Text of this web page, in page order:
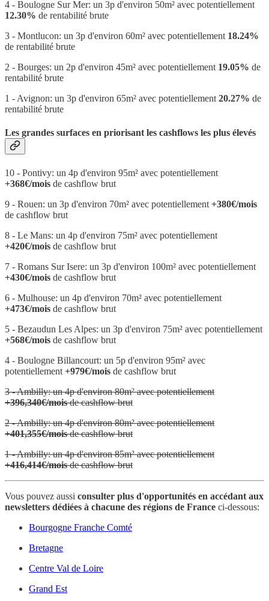
4 - Boulogne Sur Mer: un 3p d'environ 50m² avec potentiellement
12.30% de rentabilité brute
3 - Montlucon: un 3p d'environ 60m² avec potentiellement 18.24%
de rentabilité brute
2 - Bourges: un 2p d'environ 45m² avec potentiellement 19.05% de
rentabilité brute
1 - Avignon: un 3p d'environ 65m² avec potentiellement 20.27% de
rentabilité brute
Les grandes surfaces en priorisant les cashflows les plus élevés
10 - Pontivy: un 4p d'environ 95m² avec potentiellement
+368€/mois de cashflow brut
9 - Rouen: un 3p d'environ 70m² avec potentiellement +380€/mois
de cashflow brut
8 - Le Mans: un 4p d'environ 75m² avec potentiellement
+420€/mois de cashflow brut
7 - Romans Sur Isere: un 3p d'environ 100m² avec potentiellement
+430€/mois de cashflow brut
6 - Mulhouse: un 4p d'environ 70m² avec potentiellement
+473€/mois de cashflow brut
5 - Bezaudun Les Alpes: un 3p d'environ 75m² avec potentiellement
+568€/mois de cashflow brut
4 - Boulogne Billancourt: un 5p d'environ 95m² avec
potentiellement +979€/mois de cashflow brut
3 - Ambilly: un 4p d'environ 80m² avec potentiellement
+396,340€/moisde cashflow brut
2 - Ambilly: un 4p d'environ 80m² avec potentiellement
+401,355€/moisde cashflow brut
1 - Ambilly: un 4p d'environ 85m² avec potentiellement
+416,414€/moisde cashflow brut
Vous pouvez aussi consulter plus d'opportunités en accédant aux
newsletters dédiées à chacune des régions de France ci-dessous:
Bourgogne Franche Comté
Bretagne
Centre Val de Loire
Grand Est